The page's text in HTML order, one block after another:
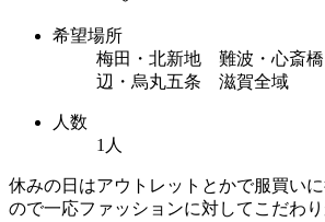
希望場所
梅田・北新地 難波・心斎
辺・烏丸五条 滋賀全域
人数
1人
休みの日はアウトレットとかで服買い
ので一応ファッションに対してこだわ